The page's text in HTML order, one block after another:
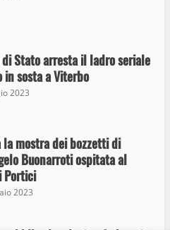
di Stato arresta il ladro seriale
sosta a Viterbo
2023
la mostra dei bozzetti di
Buonarroti ospitata al
Portici
2023